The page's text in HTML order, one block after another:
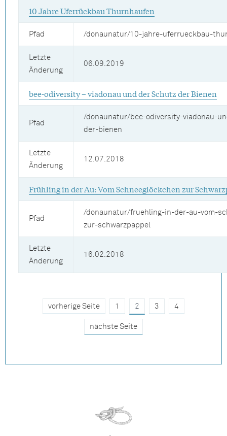
10 Jahre Uferrückbau Thurnhaufen
Pfad /donaunatur/10-jahre-uferrueckbau-
Letzte
Änderung
06.09.2019
bee-odiversity – viadonau und der Schutz der Bienen
Pfad
/donaunatur/bee-odiversity-viadonau-
der-bienen
Letzte
Änderung
12.07.2018
Frühling in der Au: Vom Schneeglöckchen zur
Pfad
/donaunatur/fruehling-in-der-au-vom-
zur-schwarzpappel
Letzte
Änderung
16.02.2018
vorherige Seite 1 2 3 4
nächste Seite